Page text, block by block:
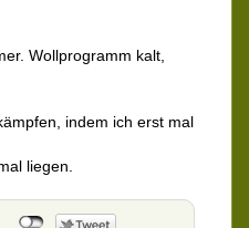
Wollprogramm kalt,
indem ich erst mal
liegen.